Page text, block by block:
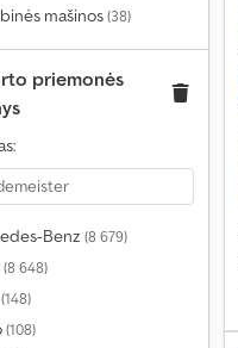
mašinos(38)
priemonės
Benz (8 679)
(8 648)
(148)
(108)